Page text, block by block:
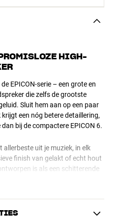
HIGH-
EPICON-serie – een grote en
die zelfs de grootste
Sluit hem aan op een paar
een nóg betere detaillering,
bij de compactere EPICON 6.
allerbeste uit je muziek, in elk
finish van gelakt of echt hout
is als een schitterende
gratis is, is het toch een
heeft weten te bereiken voor